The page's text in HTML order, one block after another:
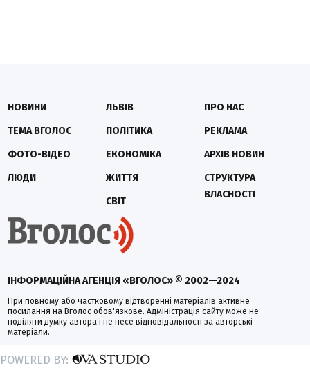
ІНФОРМАЦІЙНА АГЕНЦІЯ «ВГОЛОС» © 2002—2024
При повному або частковому відтворенні матеріалів активне
посилання на Вголос обов'язкове. Адміністрація сайту може не
поділяти думку автора і не несе відповідальності за авторські
матеріали.
НОВИНИ
ТЕМА ВГОЛОС
ФОТО-ВІДЕО
ЛЮДИ
ЛЬВІВ
ПОЛІТИКА
ЕКОНОМІКА
ЖИТТЯ
СВІТ
ПРО НАС
РЕКЛАМА
АРХІВ НОВИН
СТРУКТУРА
ВЛАСНОСТІ
POWERED BY: